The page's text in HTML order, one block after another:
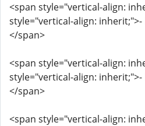
<span style="vertical-align:
style="vertical-align: inherit;">-
</span>
<span style="vertical-align:
style="vertical-align: inherit;">-
</span>
<span style="vertical-align: